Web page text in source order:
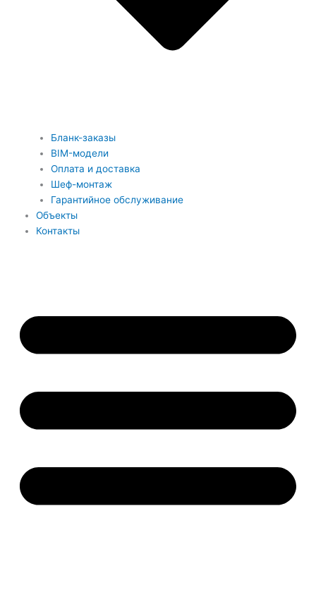
Бланк-заказы
BIM-модели
Оплата и доставка
Шеф-монтаж
Гарантийное обслуживание
Объекты
Контакты